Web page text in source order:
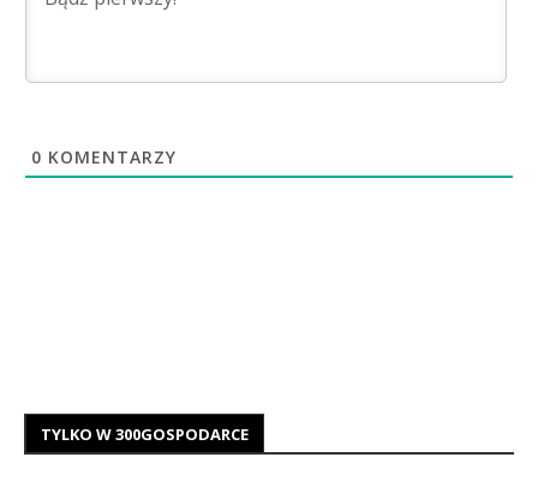
0 KOMENTARZY
TYLKO W 300GOSPODARCE